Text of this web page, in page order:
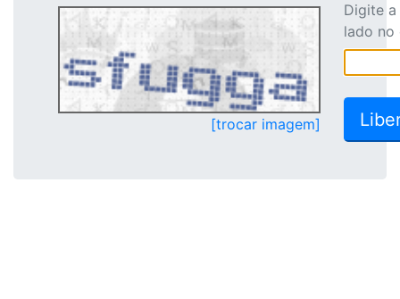
[trocar imagem]
Digite
lado no